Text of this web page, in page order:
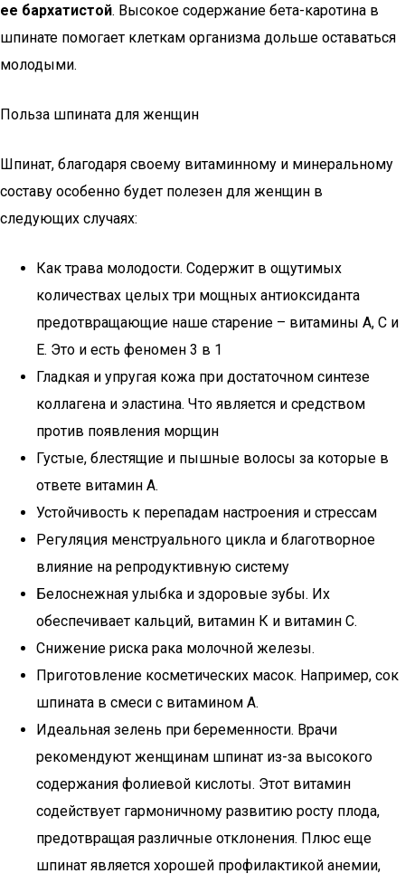
ее бархатистой. Высокое содержание бета-каротина в
шпинате помогает клеткам организма дольше оставаться
молодыми.
Польза шпината для женщин
Шпинат, благодаря своему витаминному и минеральному
составу особенно будет полезен для женщин в
следующих случаях:
Как трава молодости. Содержит в ощутимых
количествах целых три мощных антиоксиданта
предотвращающие наше старение – витамины А, С и
Е. Это и есть феномен 3 в 1
Гладкая и упругая кожа при достаточном синтезе
коллагена и эластина. Что является и средством
против появления морщин
Густые, блестящие и пышные волосы за которые в
ответе витамин А.
Устойчивость к перепадам настроения и стрессам
Регуляция менструального цикла и благотворное
влияние на репродуктивную систему
Белоснежная улыбка и здоровые зубы. Их
обеспечивает кальций, витамин К и витамин С.
Снижение риска рака молочной железы.
Приготовление косметических масок. Например, сок
шпината в смеси с витамином А.
Идеальная зелень при беременности. Врачи
рекомендуют женщинам шпинат из-за высокого
содержания фолиевой кислоты. Этот витамин
содействует гармоничному развитию росту плода,
предотвращая различные отклонения. Плюс еще
шпинат является хорошей профилактикой анемии,